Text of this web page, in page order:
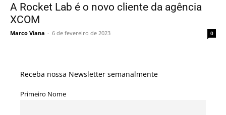
A Rocket Lab é o novo cliente da agência
XCOM
Marco Viana - 6 de fevereiro de 2023 0
Receba nossa Newsletter semanalmente
Primeiro Nome